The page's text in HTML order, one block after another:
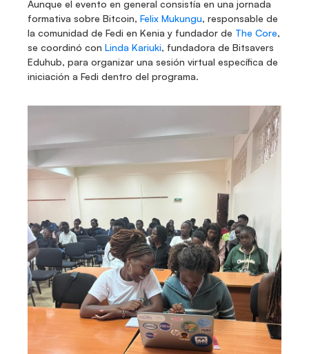
Aunque el evento en general consistía en una jornada
formativa sobre Bitcoin, Felix Mukungu, responsable de
la comunidad de Fedi en Kenia y fundador de The Core,
se coordinó con Linda Kariuki, fundadora de Bitsavers
Eduhub, para organizar una sesión virtual específica de
iniciación a Fedi dentro del programa.